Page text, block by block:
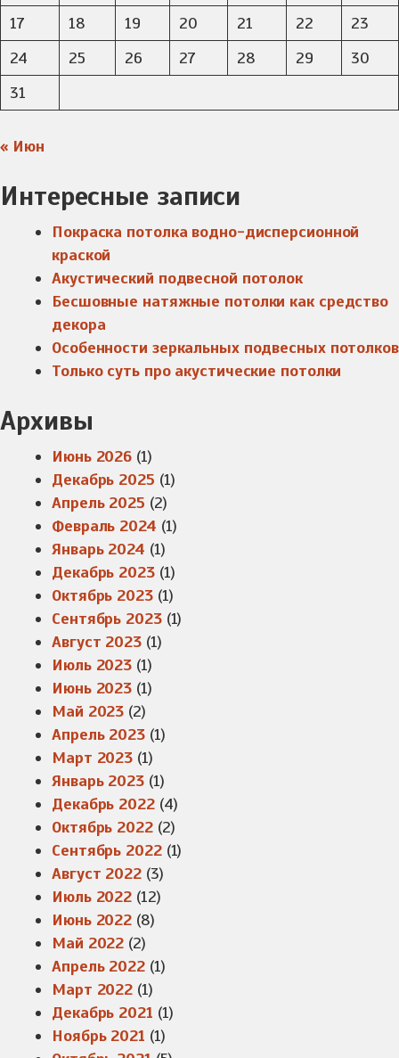
17 18 19 20 21 22
23
24
25 26 27 28 29
30
31
« Июн
Интересные записи
Покраска потолка водно-дисперсионной
краской
Акустический подвесной потолок
Бесшовные натяжные потолки как средство
декора
Особенности зеркальных подвесных потолков
Только суть про акустические потолки
Архивы
Июнь 2026 (1)
Декабрь 2025 (1)
Апрель 2025 (2)
Февраль 2024 (1)
Январь 2024 (1)
Декабрь 2023(1)
Октябрь 2023(1)
Сентябрь 2023(1)
Август 2023(1)
Июль 2023 (1)
Июнь 2023 (1)
Май 2023 (2)
Апрель 2023(1)
Март 2023 (1)
Январь 2023(1)
Декабрь 2022(4)
Октябрь 2022(2)
Сентябрь 2022(1)
Август 2022(3)
Июль 2022 (12)
Июнь 2022 (8)
Май 2022 (2)
Апрель 2022(1)
Март 2022 (1)
Декабрь 2021 (1)
Ноябрь 2021 (1)